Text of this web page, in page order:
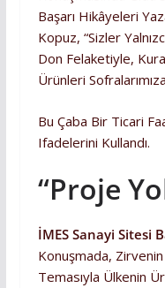
Başarı Hikâyeleri
Kopuz, “Sizler
Don Felaketiyle,
Ürünleri
Bu Çaba Bir Ticari
Ifadelerini Kullandı.
“Proje
İMES Sanayi Sitesi
Konuşmada, Zirvenin
Temasıyla Ülkenin